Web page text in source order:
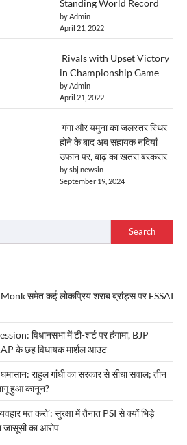
Standing World Record
by Admin
April 21, 2022
Rivals with Upset Victory
in Championship Game
by Admin
April 21, 2022
गंगा और यमुना का जलस्तर स्थिर
होने के बाद अब सहायक नदियां
उफान पर, बाढ़ का खतरा बरकरार
by sbj newsin
September 19, 2024
Search
समेत कई लोकप्रिय शराब ब्रांड्स पर FSSAI
विधानसभा में टी-शर्ट पर हंगामा, BJP
के छह विधायक मार्शल आउट
राहुल गांधी का सरकार से सीधा सवाल; तीन
हुआ कानून?
मत करो’: सुरक्षा में तैनात PSI से क्यों भिड़े
जासूसी का आरोप